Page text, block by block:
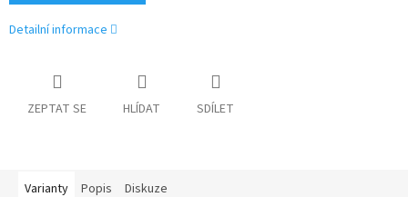
Detailní informace
ZEPTAT SE HLÍDAT SDÍLET
Varianty Popis Diskuze